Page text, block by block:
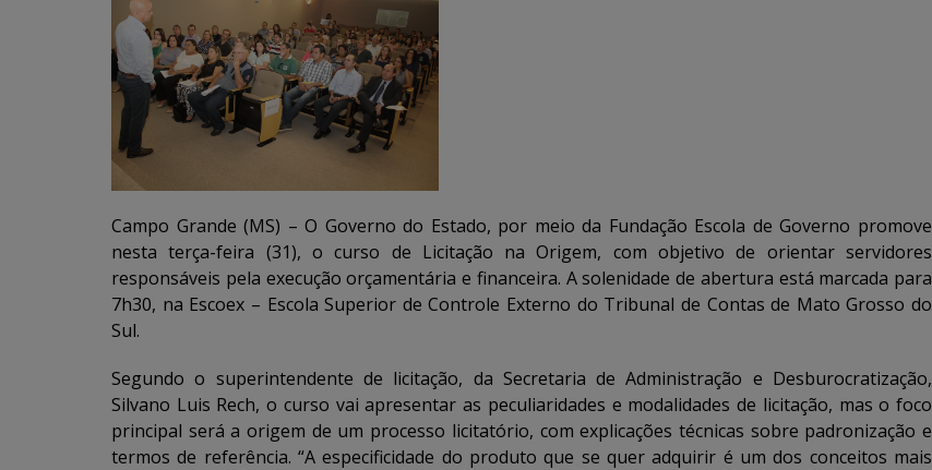
Campo Grande (MS) – O Governo do Estado, por meio da Fundação Escola de Governo promove
nesta terça-feira (31), o curso de Licitação na Origem, com objetivo de orientar servidores
responsáveis pela execução orçamentária e financeira. A solenidade de abertura está marcada para
7h30, na Escoex – Escola Superior de Controle Externo do Tribunal de Contas de Mato Grosso do
Sul.
Segundo o superintendente de licitação, da Secretaria de Administração e Desburocratização,
Silvano Luis Rech, o curso vai apresentar as peculiaridades e modalidades de licitação, mas o foco
principal será a origem de um processo licitatório, com explicações técnicas sobre padronização e
termos de referência. “A especificidade do produto que se quer adquirir é um dos conceitos mais